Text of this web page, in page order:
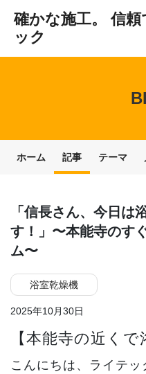
確かな施工。 信
ック
ホーム 記事 テーマ
「信長さん、今日は
す！」〜本能寺のす
ム〜
浴室乾燥機
2025年10月30日
【本能寺の近くで
こんにちは、ライテッ